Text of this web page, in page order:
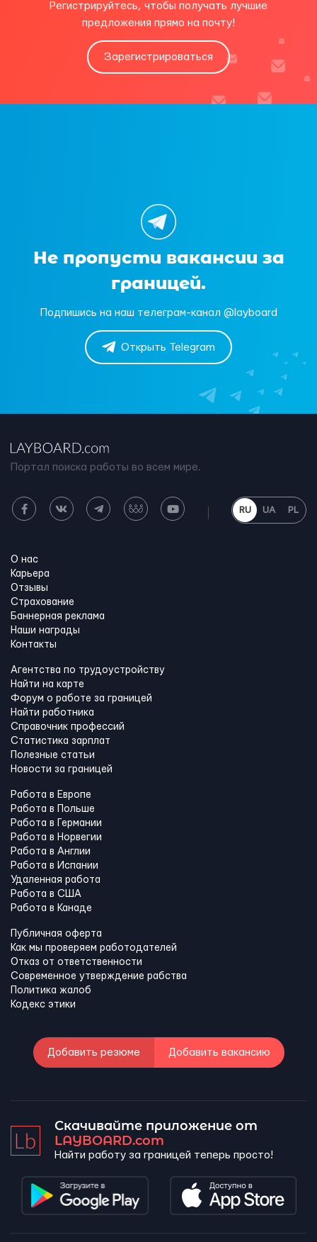
Регистрируйтесь, чтобы получать лучшие
предложения прямо на почту!
Зарегистрироваться
Не пропусти вакансии за
границей.
Подпишись на наш телеграм-канал @layboard
Открыть Telegram
Портал поиска работы во всем мире.
RU UA PL
О нас
Карьера
Отзывы
Страхование
Баннерная реклама
Наши награды
Контакты
Агентства по трудоустройству
Найти на карте
Форум о работе за границей
Найти работника
Справочник профессий
Статистика зарплат
Полезные статьи
Новости за границей
Работа в Европе
Работа в Польше
Работа в Германии
Работа в Норвегии
Работа в Англии
Работа в Испании
Удаленная работа
Работа в США
Работа в Канадe
Публичная оферта
Как мы проверяем работодателей
Отказ от ответственности
Современное утверждение рабства
Политика жалоб
Кодекс этики
Добавить резюме Добавить вакансию
Скачивайте приложение от
LAYBOARD.com
Найти работу за границей теперь просто!